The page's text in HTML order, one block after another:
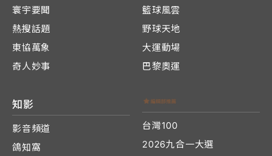
寰宇要聞
熱搜話題
東協萬象
奇人妙事
籃球風雲
野球天地
大運動場
巴黎奧運
知影
影音頻道
鴿知窩
台灣100
2026九合一大選